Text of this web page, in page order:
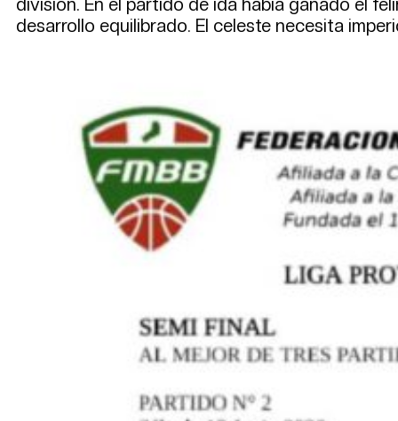
división. En el partido de ida había ganado el
desarrollo equilibrado. El celeste necesita